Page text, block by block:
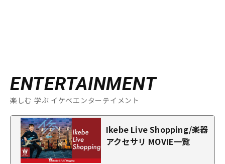
ENTERTAINMENT
楽しむ 学ぶ イケベエンターテイメント
Ikebe Live Shopping/楽器
アクセサリ MOVIE一覧